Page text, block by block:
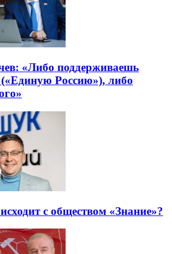
«Либо поддерживаешь
Россию»), либо
с обществом «Знание»?